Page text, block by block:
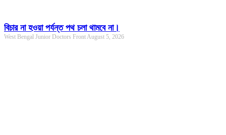
বিচার না হওয়া পর্যন্ত পথ চলা থামবে না।
West Bengal Junior Doctors FrontAugust 5, 2026